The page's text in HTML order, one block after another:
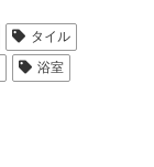
タイル
浴室